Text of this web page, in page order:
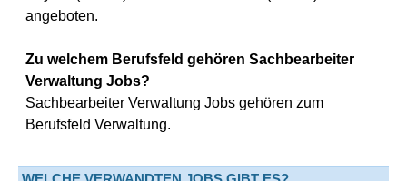
angeboten.
Zu welchem Berufsfeld gehören Sachbearbeiter
Verwaltung Jobs?
Sachbearbeiter Verwaltung Jobs gehören zum
Berufsfeld Verwaltung.